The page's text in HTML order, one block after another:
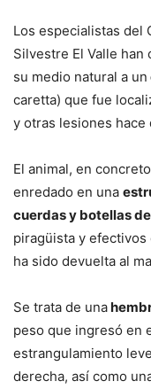
Los especialistas del
Silvestre El Valle
su medio natural a un
caretta) que fue
y otras lesiones hace
El animal, en
enredado en una
cuerdas y botellas
piragüista y efectivos
ha sido devuelta al
Se trata de una
peso que ingresó en
estrangulamiento
derecha, así como